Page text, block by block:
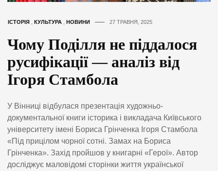
ІСТОРІЯ КУЛЬТУРА НОВИНИ 27 ТРАВНЯ, 2025
Чому Поділля не піддалося
русифікації — аналіз від
Ігоря Стамбола
У Вінниці відбулася презентація художньо-
документальної книги історика і викладача Київського
університету імені Бориса Грінченка Ігоря Стамбола
«Під прицілом чорної сотні. Замах на Бориса
Грінченка». Захід пройшов у книгарні «Герої». Автор
досліджує маловідомі сторінки життя української